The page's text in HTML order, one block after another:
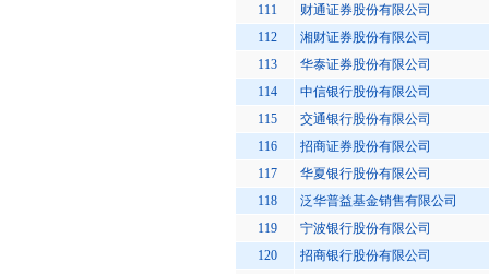
111
财通证券股份有限公司
112
湘财证券股份有限公司
113
华泰证券股份有限公司
114
中信银行股份有限公司
115
交通银行股份有限公司
116
招商证券股份有限公司
117
华夏银行股份有限公司
118
泛华普益基金销售有限公司
119
宁波银行股份有限公司
120
招商银行股份有限公司